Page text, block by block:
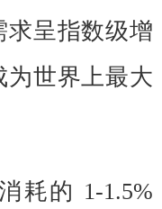
求呈指数级增
为世界上最大
耗的 1-1.5%